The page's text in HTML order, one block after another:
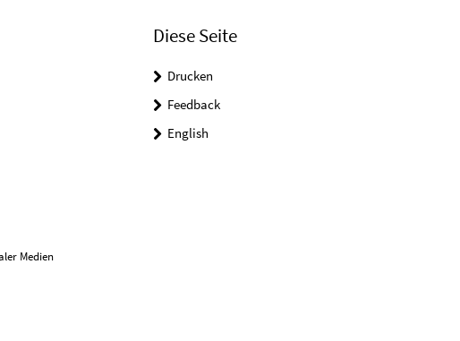
Medien
Diese Seite
Drucken
Feedback
English